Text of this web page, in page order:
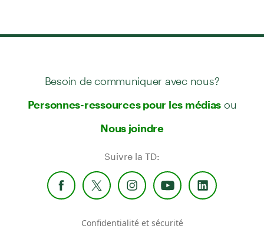
Besoin de communiquer avec nous?
Personnes-ressources pour les médias ou
Nous joindre
Suivre la TD:
Confidentialité et sécurité